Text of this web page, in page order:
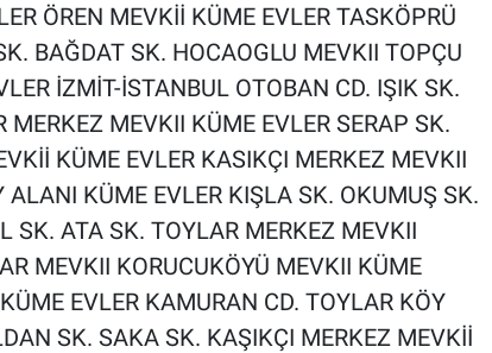
ÖREN MEVKİİ KÜME EVLER TASKÖPRÜ
BAĞDAT SK. HOCAOGLU MEVKII TOPÇU
İZMİT-İSTANBUL OTOBAN CD. IŞIK SK.
MEVKII KÜME EVLER SERAP SK.
KÜME EVLER KASIKÇI MERKEZ MEVKII
KÜME EVLER KIŞLA SK. OKUMUŞ SK.
SK. ATA SK. TOYLAR MERKEZ MEVKII
MEVKII KORUCUKÖYÜ MEVKII KÜME
EVLER KAMURAN CD. TOYLAR KÖY
SK. SAKA SK. KAŞIKÇI MERKEZ MEVKİİ